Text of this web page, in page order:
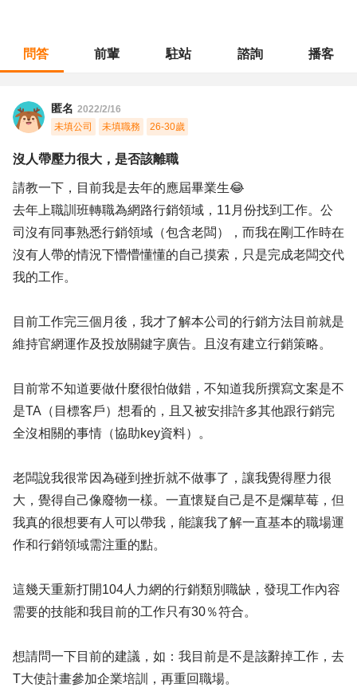
問答 前輩 駐站 諮詢 播客
匿名 2022/2/16
未填公司
未填職務 26-30歲
沒人帶壓力很大，是否該離職
請教一下，目前我是去年的應屆畢業生😂
去年上職訓班轉職為網路行銷領域，11月份找到工作。公
司沒有同事熟悉行銷領域（包含老闆），而我在剛工作時在
沒有人帶的情況下懵懵懂懂的自己摸索，只是完成老闆交代
我的工作。
目前工作完三個月後，我才了解本公司的行銷方法目前就是
維持官網運作及投放關鍵字廣告。且沒有建立行銷策略。
目前常不知道要做什麼很怕做錯，不知道我所撰寫文案是不
是TA（目標客戶）想看的，且又被安排許多其他跟行銷完
全沒相關的事情（協助key資料）。
老闆說我很常因為碰到挫折就不做事了，讓我覺得壓力很
大，覺得自己像廢物一樣。一直懷疑自己是不是爛草莓，但
我真的很想要有人可以帶我，能讓我了解一直基本的職場運
作和行銷領域需注重的點。
這幾天重新打開104人力網的行銷類別職缺，發現工作內容
需要的技能和我目前的工作只有30％符合。
想請問一下目前的建議，如：我目前是不是該辭掉工作，去
T大使計畫參加企業培訓，再重回職場。